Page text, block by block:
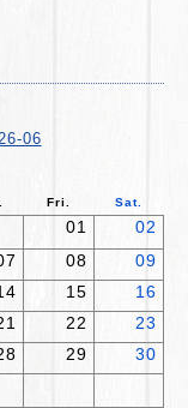
06
Fri. Sat.
01
02
08
09
15
16
22
23
29
30